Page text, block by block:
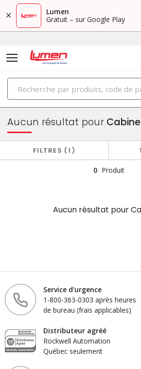
Lumen
Gratuit – sur Google Play
PRODUITS
boîtiers et cabinets
Aucun résultat pour
FILTRES 1
0 Produit
Aucun résultat pour
Service d'urgence
1-800-363-0303 après heures
de bureau (frais applicables)
Distributeur agréé
Rockwell Automation
Québec seulement